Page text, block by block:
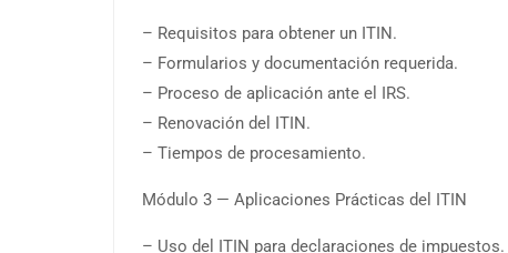
– Requisitos para obtener un ITIN.
– Formularios y documentación requerida.
– Proceso de aplicación ante el IRS.
– Renovación del ITIN.
– Tiempos de procesamiento.
Módulo 3 — Aplicaciones Prácticas del ITIN
– Uso del ITIN para declaraciones de impuestos.